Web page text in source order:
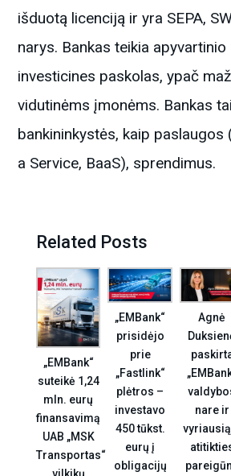
išduotą licenciją ir yra SEPA,
narys. Bankas teikia
investicines paskolas, ypač
vidutinėms įmonėms. Bankas
bankininkystės, kaip paslaugos
a Service, BaaS), sprendimus.
Related Posts
„EMBank“
suteikė 1,24
mln. eurų
finansavimą
UAB „MSK
Transportas“
„EMBank“
prisidėjo
prie
„Fastlink“
plėtros –
investavo
450 tūkst.
eurų į
obligacijų
Agnė
nare ir